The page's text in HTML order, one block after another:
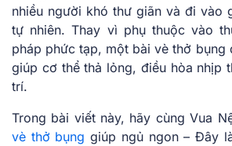
nhiều người khó thư giãn và đi vào
tự nhiên. Thay vì phụ thuộc vào
pháp phức tạp, một bài vè thở bụng
giúp cơ thể thả lỏng, điều hòa nhịp
trí.
Trong bài viết này, hãy cùng Vua
vè thở bụng giúp ngủ ngon – Đây